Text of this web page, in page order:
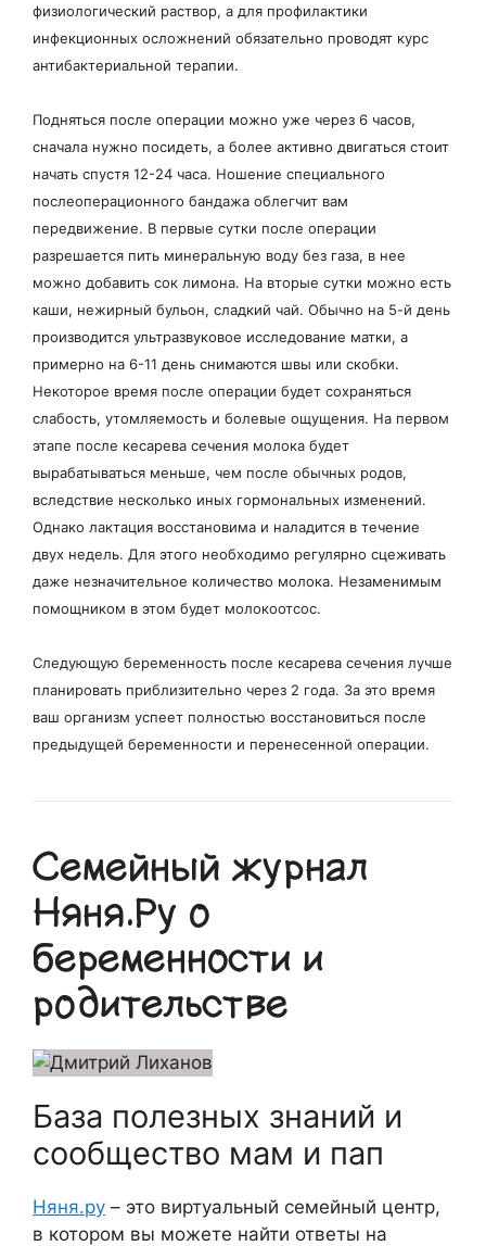
физиологический раствор, а для профилактики
инфекционных осложнений обязательно проводят курс
антибактериальной терапии.
Подняться после операции можно уже через 6 часов,
сначала нужно посидеть, а более активно двигаться стоит
начать спустя 12-24 часа. Ношение специального
послеоперационного бандажа облегчит вам
передвижение. В первые сутки после операции
разрешается пить минеральную воду без газа, в нее
можно добавить сок лимона. На вторые сутки можно есть
каши, нежирный бульон, сладкий чай. Обычно на 5-й день
производится ультразвуковое исследование матки, а
примерно на 6-11 день снимаются швы или скобки.
Некоторое время после операции будет сохраняться
слабость, утомляемость и болевые ощущения. На первом
этапе после кесарева сечения молока будет
вырабатываться меньше, чем после обычных родов,
вследствие несколько иных гормональных изменений.
Однако лактация восстановима и наладится в течение
двух недель. Для этого необходимо регулярно сцеживать
даже незначительное количество молока. Незаменимым
помощником в этом будет молокоотсос.
Следующую беременность после кесарева сечения лучше
планировать приблизительно через 2 года. За это время
ваш организм успеет полностью восстановиться после
предыдущей беременности и перенесенной операции.
Семейный журнал
Няня.Ру о
беременности и
родительстве
База полезных знаний и
сообщество мам и пап
Няня.ру – это виртуальный семейный центр,
в котором вы можете найти ответы на